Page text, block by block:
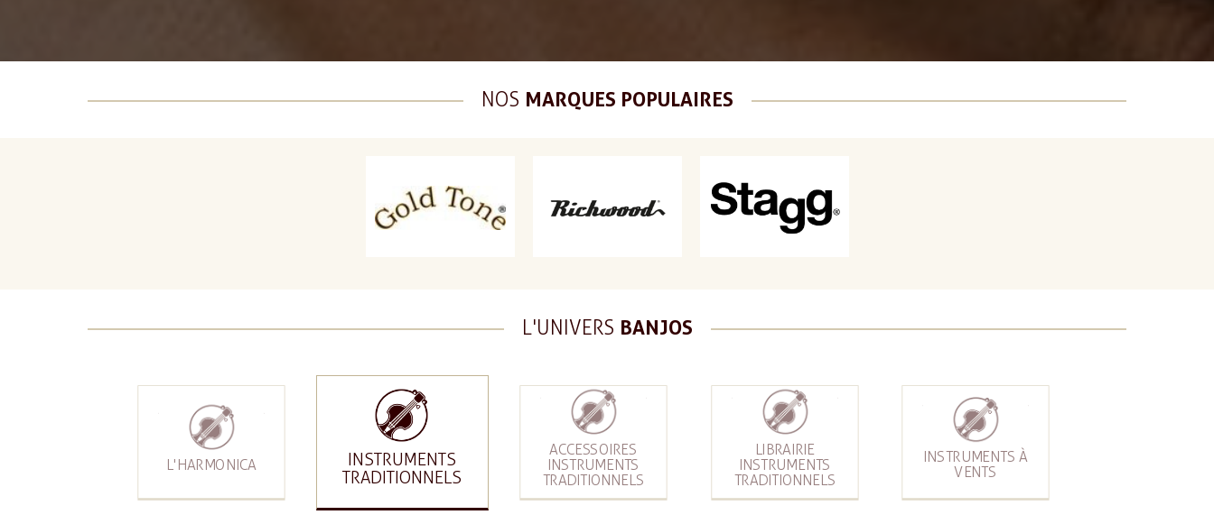
NOS MARQUES POPULAIRES
L'UNIVERS BANJOS
L'HARMONICA
INSTRUMENTS
TRADITIONNELS
ACCESSOIRES
INSTRUMENTS
TRADITIONNELS
LIBRAIRIE
INSTRUMENTS
TRADITIONNELS
INSTRUMENTS À
VENTS